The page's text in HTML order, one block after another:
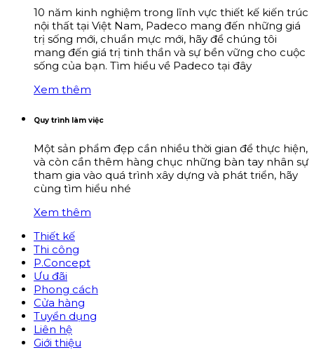
10 năm kinh nghiệm trong lĩnh vực thiết kế kiến trúc
nội thất tại Việt Nam, Padeco mang đến những giá
trị sống mới, chuẩn mực mới, hãy để chúng tôi
mang đến giá trị tinh thần và sự bền vững cho cuộc
sống của bạn. Tìm hiểu về Padeco tại đây
Xem thêm
Quy trình làm việc
Một sản phẩm đẹp cần nhiều thời gian để thực hiện,
và còn cần thêm hàng chục những bàn tay nhân sự
tham gia vào quá trình xây dựng và phát triển, hãy
cùng tìm hiểu nhé
Xem thêm
Thiết kế
Thi công
P.Concept
Ưu đãi
Phong cách
Cửa hàng
Tuyển dụng
Liên hệ
Giới thiệu